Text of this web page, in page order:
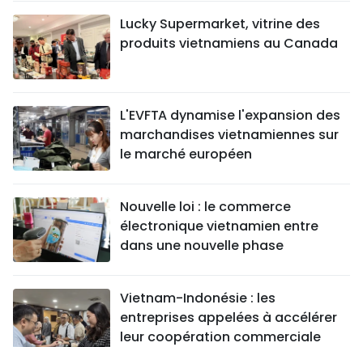
Lucky Supermarket, vitrine des
produits vietnamiens au Canada
L'EVFTA dynamise l'expansion des
marchandises vietnamiennes sur
le marché européen
Nouvelle loi : le commerce
électronique vietnamien entre
dans une nouvelle phase
Vietnam-Indonésie : les
entreprises appelées à accélérer
leur coopération commerciale